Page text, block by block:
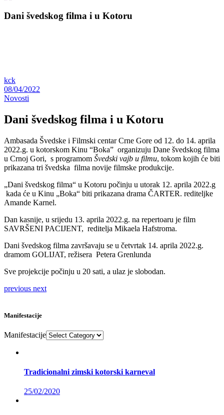
Dani švedskog filma i u Kotoru
kck
08/04/2022
Novosti
Dani švedskog filma i u Kotoru
Ambasada Švedske i Filmski centar Crne Gore od 12. do 14. aprila
2022.g. u kotorskom Kinu “Boka” organizuju Dane švedskog filma
u Crnoj Gori, s programom Švedski vajb u filmu, tokom kojih će biti
prikazana tri švedska filma novije filmske produkcije.
„Dani švedskog filma“ u Kotoru počinju u utorak 12. aprila 2022.g
kada će u Kinu „Boka“ biti prikazana drama ČARTER. rediteljke
Amande Karnel.
Dan kasnije, u srijedu 13. aprila 2022.g. na repertoaru je film
SAVRŠENI PACIJENT, reditelja Mikaela Hafstroma.
Dani švedskog filma završavaju se u četvrtak 14. aprila 2022.g.
dramom GOLIJAT, režisera Petera Grenlunda
Sve projekcije počinju u 20 sati, a ulaz je slobodan.
previous next
Manifestacije
Manifestacije
Tradicionalni zimski kotorski karneval
25/02/2020